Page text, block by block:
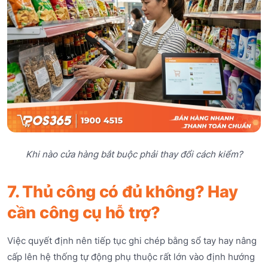
Khi nào cửa hàng bắt buộc phải thay đổi cách kiểm?
7. Thủ công có đủ không? Hay
cần công cụ hỗ trợ?
Việc quyết định nên tiếp tục ghi chép bằng sổ tay hay nâng
cấp lên hệ thống tự động phụ thuộc rất lớn vào định hướng